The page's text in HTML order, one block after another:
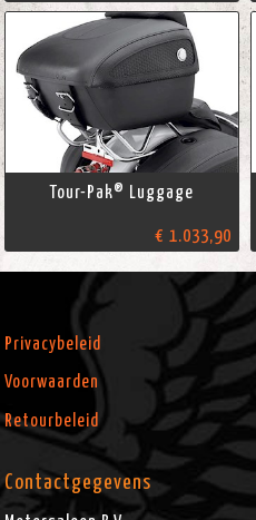
Tour-Pak® Luggage
€ 1.033,90
Privacybeleid
Voorwaarden
Retourbeleid
Contactgegevens